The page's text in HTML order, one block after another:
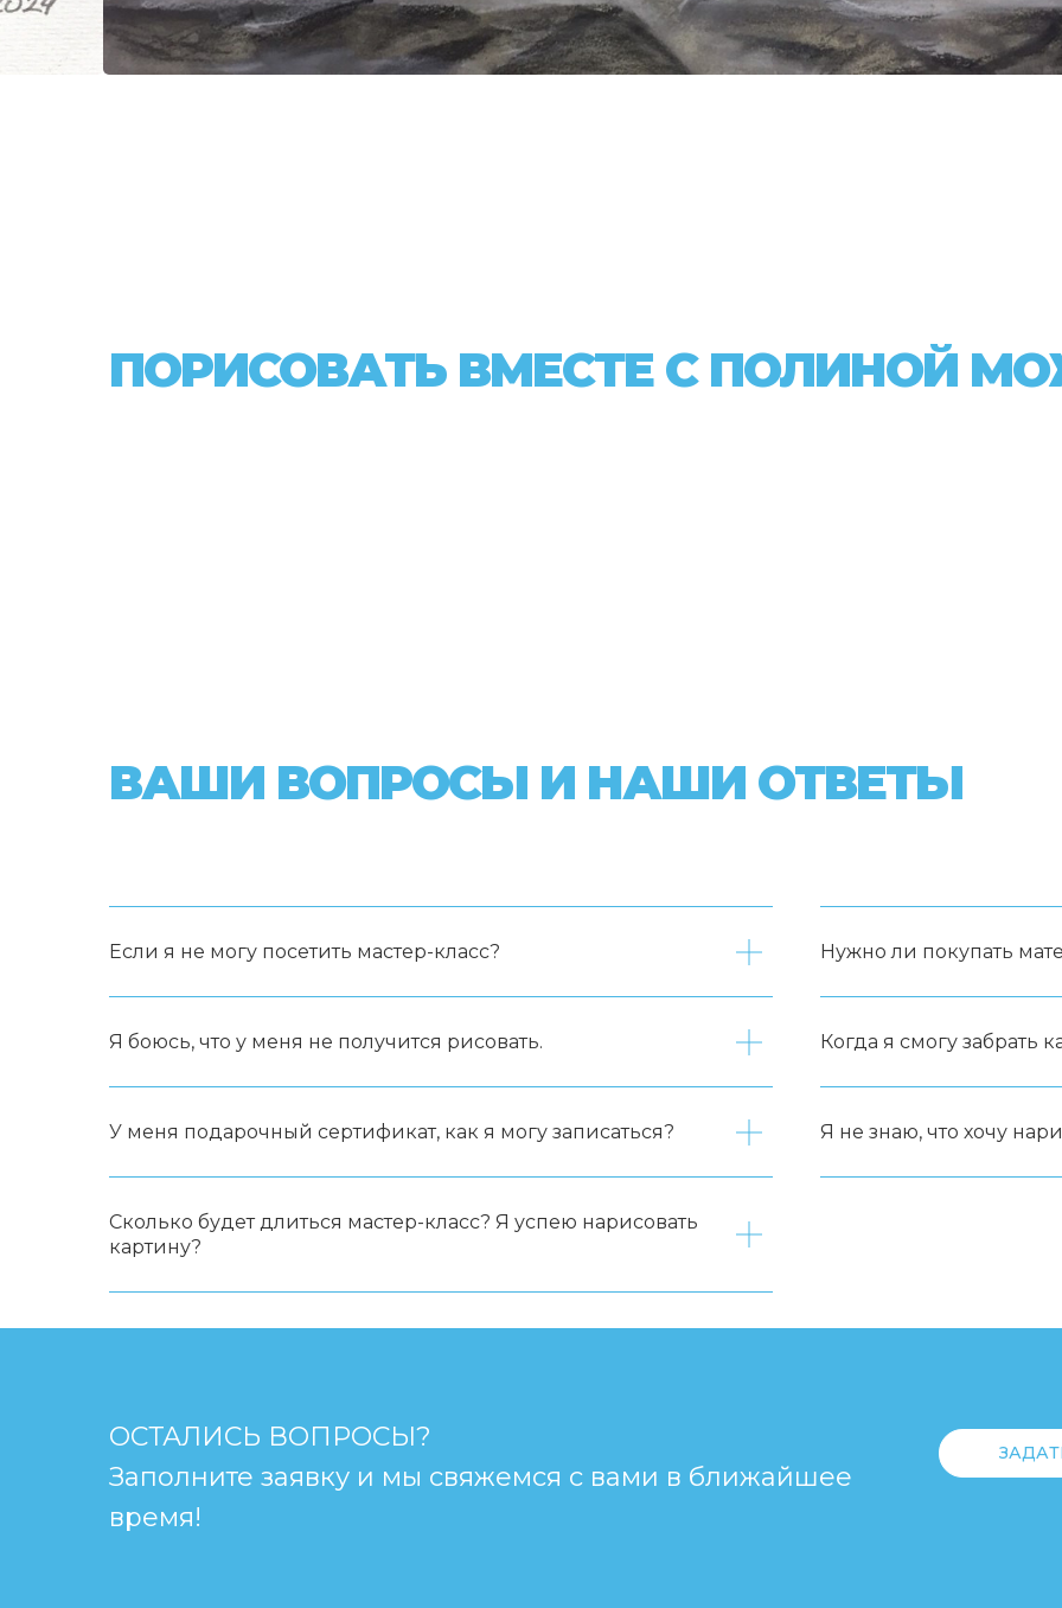
ПОРИСОВАТЬ ВМЕСТЕ С ПОЛИНОЙ
ВАШИ ВОПРОСЫ И НАШИ ОТВЕТЫ
Если я не могу посетить мастер-класс?
Я боюсь, что у меня не получится рисовать.
У меня подарочный сертификат, как я могу записаться?
Сколько будет длиться мастер-класс? Я успею нарисовать
картину?
Нужно ли покупать
Когда я смогу забрать
Я не знаю, что хочу
ОСТАЛИСЬ ВОПРОСЫ?
Заполните заявку и мы свяжемся с вами в ближайшее
время!